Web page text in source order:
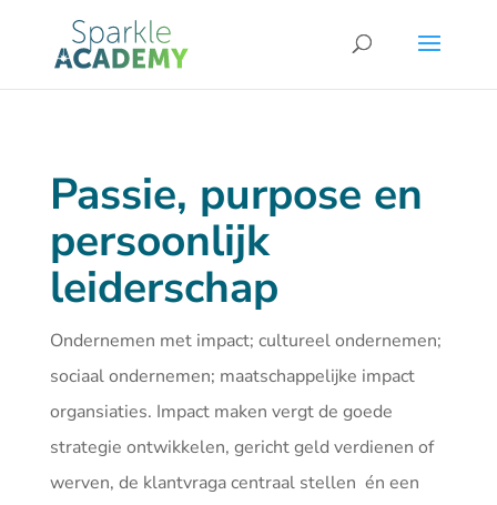
Passie, purpose en
persoonlijk
leiderschap
Ondernemen met impact; cultureel ondernemen;
sociaal ondernemen; maatschappelijke impact
organsiaties. Impact maken vergt de goede
strategie ontwikkelen, gericht geld verdienen of
werven, de klantvraga centraal stellen én een